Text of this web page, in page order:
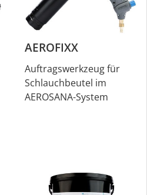
AEROFIXX
Auftragswerkzeug für
Schlauchbeutel im
AEROSANA-System